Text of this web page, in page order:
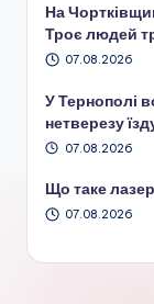
На
Троє людей
07.08.2026
У Тернополі
нетверезу
07.08.2026
Що таке
07.08.2026